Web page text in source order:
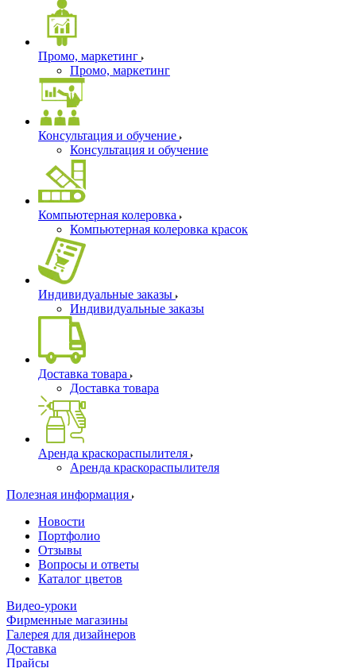
Промо, маркетинг
Промо, маркетинг
Консультация и обучение
Консультация и обучение
Компьютерная колеровка
Компьютерная колеровка красок
Индивидуальные заказы
Индивидуальные заказы
Доставка товара
Доставка товара
Аренда краскораспылителя
Аренда краскораспылителя
Полезная информация
Новости
Портфолио
Отзывы
Вопросы и ответы
Каталог цветов
Видео-уроки
Фирменные магазины
Галерея для дизайнеров
Доставка
Прайсы